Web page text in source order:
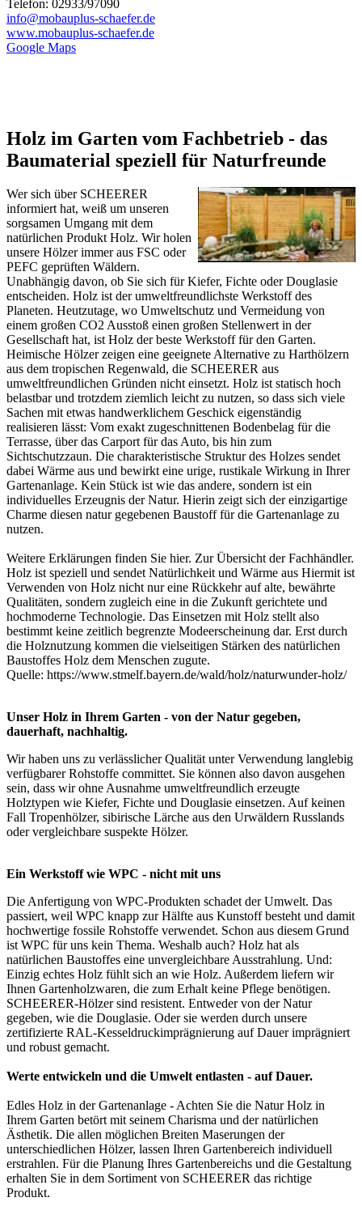
Telefon: 02933/97090
info@mobauplus-schaefer.de
www.mobauplus-schaefer.de
Google Maps
Holz im Garten vom Fachbetrieb - das
Baumaterial speziell für Naturfreunde
Wer sich über SCHEERER
informiert hat, weiß um unseren
sorgsamen Umgang mit dem
natürlichen Produkt Holz. Wir holen
unsere Hölzer immer aus FSC oder
PEFC geprüften Wäldern.
Unabhängig davon, ob Sie sich für Kiefer, Fichte oder Douglasie
entscheiden. Holz ist der umweltfreundlichste Werkstoff des
Planeten. Heutzutage, wo Umweltschutz und Vermeidung von
einem großen CO2 Ausstoß einen großen Stellenwert in der
Gesellschaft hat, ist Holz der beste Werkstoff für den Garten.
Heimische Hölzer zeigen eine geeignete Alternative zu Harthölzern
aus dem tropischen Regenwald, die SCHEERER aus
umweltfreundlichen Gründen nicht einsetzt. Holz ist statisch hoch
belastbar und trotzdem ziemlich leicht zu nutzen, so dass sich viele
Sachen mit etwas handwerklichem Geschick eigenständig
realisieren lässt: Vom exakt zugeschnittenen Bodenbelag für die
Terrasse, über das Carportfür das Auto, bis hin zum
Sichtschutzzaun. Die charakteristische Struktur des Holzes sendet
dabei Wärme aus und bewirkt eine urige, rustikale Wirkung in Ihrer
Gartenanlage. Kein Stück ist wie das andere, sondern ist ein
individuelles Erzeugnis der Natur. Hierin zeigt sich der einzigartige
Charme diesen natur gegebenen Baustoff für die Gartenanlage zu
nutzen.
Weitere Erklärungen finden Sie hier. Zur Übersicht derFachhändler.
Holz ist speziell und sendet Natürlichkeit und Wärme aus Hiermit ist
Verwenden von Holz nicht nur eine Rückkehr auf alte, bewährte
Qualitäten, sondern zugleich eine in die Zukunft gerichtete und
hochmoderne Technologie. Das Einsetzen mit Holz stellt also
bestimmt keine zeitlich begrenzte Modeerscheinung dar. Erst durch
die Holznutzung kommen die vielseitigen Stärken des natürlichen
Baustoffes Holz dem Menschen zugute.
Quelle: https://www.stmelf.bayern.de/wald/holz/naturwunder-holz/
Unser Holz in Ihrem Garten - von der Natur gegeben,
dauerhaft, nachhaltig.
Wir haben uns zu verlässlicher Qualität unter Verwendung langlebig
verfügbarer Rohstoffe committet. Sie können also davon ausgehen
sein, dass wir ohne Ausnahme umweltfreundlich erzeugte
Holztypen wie Kiefer, Fichte und Douglasie einsetzen. Auf keinen
Fall Tropenhölzer, sibirische Lärche aus den Urwäldern Russlands
oder vergleichbare suspekte Hölzer.
Ein Werkstoff wie WPC - nicht mit uns
Die Anfertigung von WPC-Produkten schadet der Umwelt. Das
passiert, weil WPC knapp zur Hälfte aus Kunstoff besteht und damit
hochwertige fossile Rohstoffe verwendet. Schon aus diesem Grund
ist WPC für uns kein Thema. Weshalb auch? Holz hat als
natürlichen Baustoffes eine unvergleichbare Ausstrahlung. Und:
Einzig echtes Holz fühlt sich an wie Holz. Außerdem liefern wir
Ihnen Gartenholzwaren, die zum Erhalt keine Pflege benötigen.
SCHEERER-Hölzer sind resistent. Entweder von der Natur
gegeben, wie die Douglasie. Oder sie werden durch unsere
zertifizierte RAL-Kesseldruckimprägnierung auf Dauer imprägniert
und robust gemacht.
Werte entwickeln und die Umwelt entlasten - auf Dauer.
Edles Holz in der Gartenanlage - Achten Sie die Natur Holz in
Ihrem Garten betört mit seinem Charisma und der natürlichen
Ästhetik. Die allen möglichen Breiten Maserungen der
unterschiedlichen Hölzer, lassen Ihren Gartenbereich individuell
erstrahlen. Für die Planung Ihres Gartenbereichs und die Gestaltung
erhalten Sie in dem Sortiment von SCHEERER das richtige
Produkt.